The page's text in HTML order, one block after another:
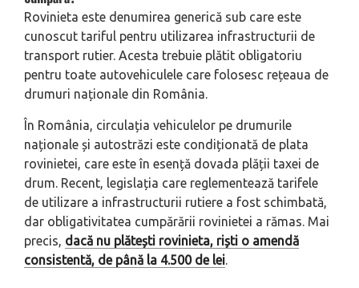
Rovinieta este denumirea generică sub care este
cunoscut tariful pentru utilizarea infrastructurii de
transport rutier. Acesta trebuie plătit obligatoriu
pentru toate autovehiculele care folosesc rețeaua de
drumuri naționale din România.
În România, circulația vehiculelor pe drumurile
naționale și autostrăzi este condiționată de plata
rovinietei, care este în esență dovada plății taxei de
drum. Recent, legislația care reglementează tarifele
de utilizare a infrastructurii rutiere a fost schimbată,
dar obligativitatea cumpărării rovinietei a rămas. Mai
precis, dacă nu plătești rovinieta, riști o amendă
consistentă, de până la 4.500 de lei.